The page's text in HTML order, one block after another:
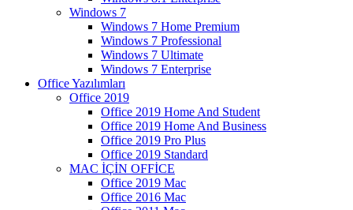
Windows 7
Windows 7 Home Premium
Windows 7 Professional
Windows 7 Ultimate
Windows 7 Enterprise
Office Yazılımları
Office 2019
Office 2019 Home And Student
Office 2019 Home And Business
Office 2019 Pro Plus
Office 2019 Standard
MAC İÇİN OFFİCE
Office 2019 Mac
Office 2016 Mac